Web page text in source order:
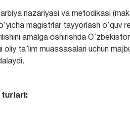
nazariyasi va metodikasi
magistrlar tayyorlash o‘quv
amalga oshirishda
oliy ta’lim muassasalari uchun
turlari: